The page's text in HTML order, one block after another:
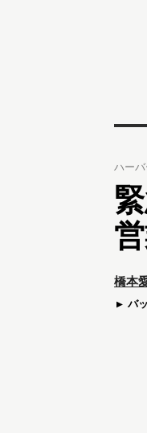
ハー
橋本
バ